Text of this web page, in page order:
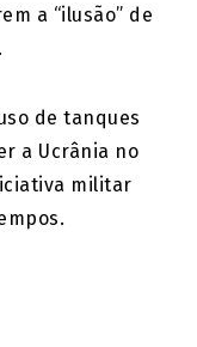
a “ilusão” de
de tanques
a Ucrânia no
militar